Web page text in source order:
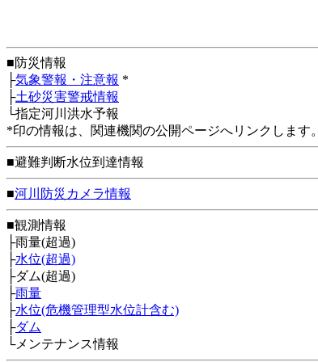
■防災情報
├気象警報・注意報 *
├土砂災害警戒情報
└指定河川洪水予報
*印の情報は、関連機関の公開ページへリンクします。
■避難判断水位到達情報
■河川防災カメラ情報
■観測情報
├雨量(超過)
├水位(超過)
├ダム(超過)
├雨量
├水位(危機管理型水位計含む)
├ダム
└メンテナンス情報